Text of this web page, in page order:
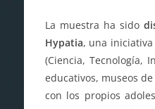
La muestra ha sido
Hypatia, una
(Ciencia, Tecnología,
educativos, museos
con los propios